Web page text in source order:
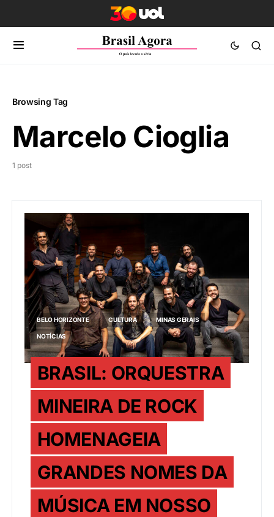
Browsing Tag
Marcelo Cioglia
1 post
BELO HORIZONTE CULTURA MINAS GERAIS
NOTÍCIAS
BRASIL: ORQUESTRA
MINEIRA DE ROCK
HOMENAGEIA
GRANDES NOMES DA
MÚSICA EM NOSSO